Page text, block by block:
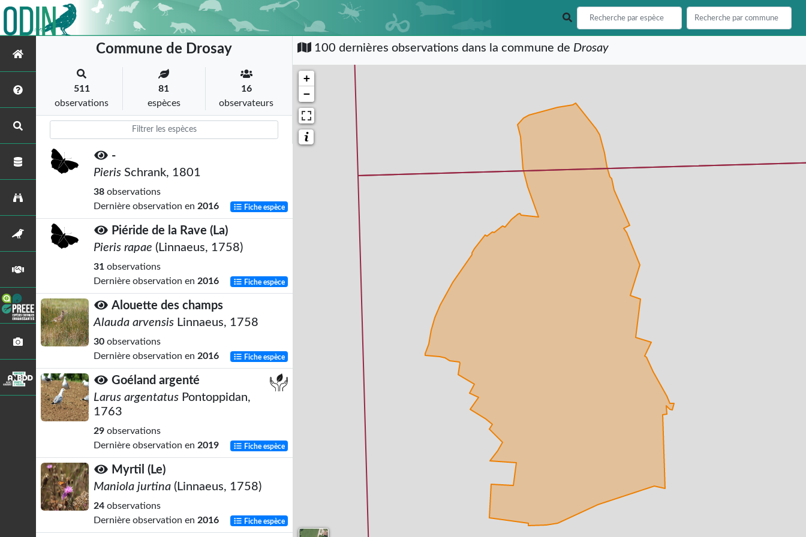
Commune de Drosay
511
observations
81
espèces
16
observateurs
-
Pieris Schrank, 1801
38 observations
Dernière observation en 2016 Fiche espèce
Piéride de la Rave (La)
Pieris rapae (Linnaeus, 1758)
31 observations
Dernière observation en 2016 Fiche espèce
Alouette des champs
Alauda arvensis Linnaeus, 1758
30 observations
Dernière observation en 2016 Fiche espèce
Goéland argenté
Larus argentatus Pontoppidan,
1763
29 observations
Dernière observation en 2019 Fiche espèce
Myrtil (Le)
Maniola jurtina (Linnaeus, 1758)
24 observations
Dernière observation en 2016 Fiche espèce
100 dernières observations dans la commune de Drosay
+
−